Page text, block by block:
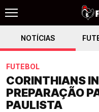
NOTÍCIAS
FUTEBOL
CORINTHIANS
PREPARAÇÃO
PAULISTA